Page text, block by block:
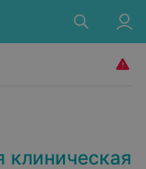
клиническая